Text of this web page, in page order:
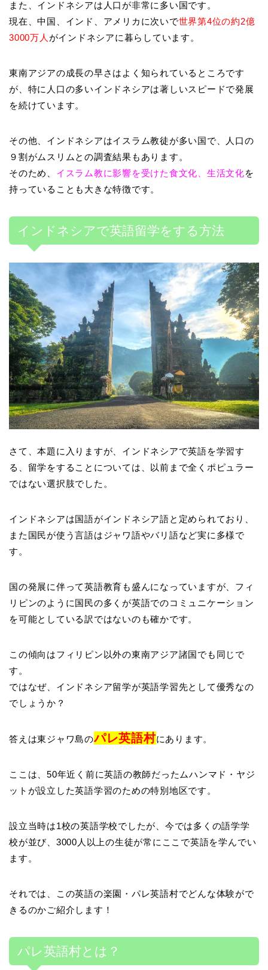
また、インドネシアは人口が非常に多い国です。
現在、中国、インド、アメリカに次いで世界第4位の約2億
3000万人 がインドネシアに暮らしています。
東南アジアの成長の早さはよく知られているところです
が、特に人口の多いインドネシアは著しいスピードで発展
を続けています。
その他、インドネシアはイスラム教徒が多い国で、人口の
９割がムスリムとの調査結果もあります。
そのため、 イスラム教に影響を受けた食文化、生活文化を
持っていることも大きな特徴です。
インドネシアで英語留学をする方法
さて、本題に入りますが、インドネシアで英語を学習す
る、留学をすることについては、以前まで全くポピュラー
ではない選択肢でした。
インドネシアは国語がインドネシア語と定められており、
また国民が使う言語はジャワ語やバリ語など実に多様で
す。
国の発展に伴って英語教育も盛んになっていますが、フィ
リピンのように国民の多くが英語でのコミュニケーション
を可能としている訳ではないのも確かです。
この傾向はフィリピン以外の東南アジア諸国でも同じで
す。
ではなぜ、インドネシア留学が英語学習先として優秀なの
でしょうか？
答えは東ジャワ島のパレ英語村にあります。
ここは、50年近く前に英語の教師だったムハンマド・ヤジ
ットが設立した英語学習のための特別地区です。
設立当時は1校の英語学校でしたが、今では多くの語学学
校が並び、3000人以上の生徒が常にここで英語を学んでい
ます。
それでは、この英語の楽園・パレ英語村でどんな体験がで
きるのかご紹介します！
パレ英語村とは？